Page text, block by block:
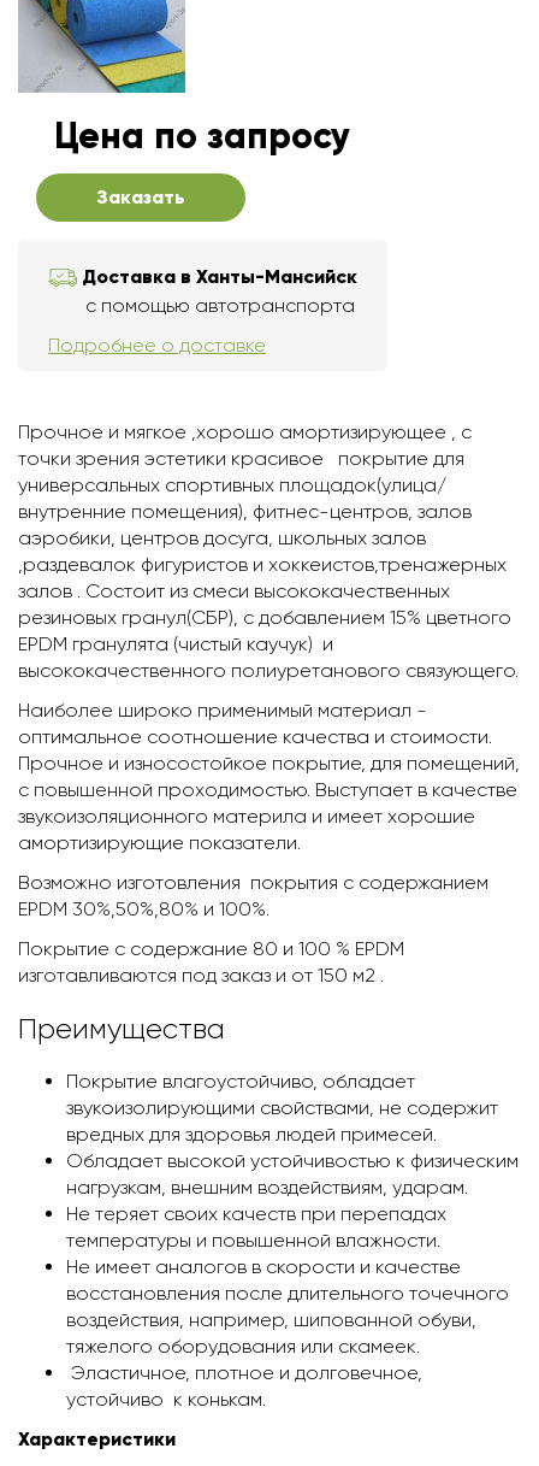
Цена по запросу
Заказать
Доставка в Ханты-Мансийск
с помощью автотранспорта
Подробнее о доставке
Прочное и мягкое ,хорошо амортизирующее , с
точки зрения эстетики красивое покрытие для
универсальных спортивных площадок(улица/
внутренние помещения), фитнес-центров, залов
аэробики, центров досуга, школьных залов
,раздевалок фигуристов и хоккеистов,тренажерных
залов . Состоит из смеси высококачественных
резиновых гранул(СБР), с добавлением 15% цветного
EPDM гранулята (чистый каучук) и
высококачественного полиуретанового связующего.
Наиболее широко применимый материал -
оптимальное соотношение качества и стоимости.
Прочное и износостойкое покрытие, для помещений,
с повышенной проходимостью. Выступает в качестве
звукоизоляционного материла и имеет хорошие
амортизирующие показатели.
Возможно изготовления покрытия с содержанием
EPDM 30%,50%,80% и 100%.
Покрытие с содержание 80 и 100 % EPDM
изготавливаются под заказ и от 150 м2 .
Преимущества
Покрытие влагоустойчиво, обладает
звукоизолирующими свойствами, не содержит
вредных для здоровья людей примесей.
Обладает высокой устойчивостью к физическим
нагрузкам, внешним воздействиям, ударам.
Не теряет своих качеств при перепадах
температуры и повышенной влажности.
Не имеет аналогов в скорости и качестве
восстановления после длительного точечного
воздействия, например, шипованной обуви,
тяжелого оборудования или скамеек.
Эластичное, плотное и долговечное,
устойчиво к конькам.
Характеристики